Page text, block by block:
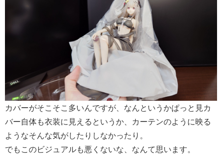
カバーがそこそこ多いんですが、なんというかぱっと見カ
バー自体も衣装に見えるというか、カーテンのように映る
ようなそんな気がしたりしなかったり。
でもこのビジュアルも悪くないな、なんて思います。